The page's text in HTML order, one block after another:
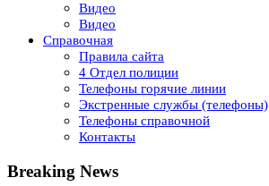
Видео
Видео
Справочная
Правила сайта
4 Отдел полиции
Телефоны горячие линии
Экстренные службы (телефоны)
Телефоны справочной
Контакты
Breaking News